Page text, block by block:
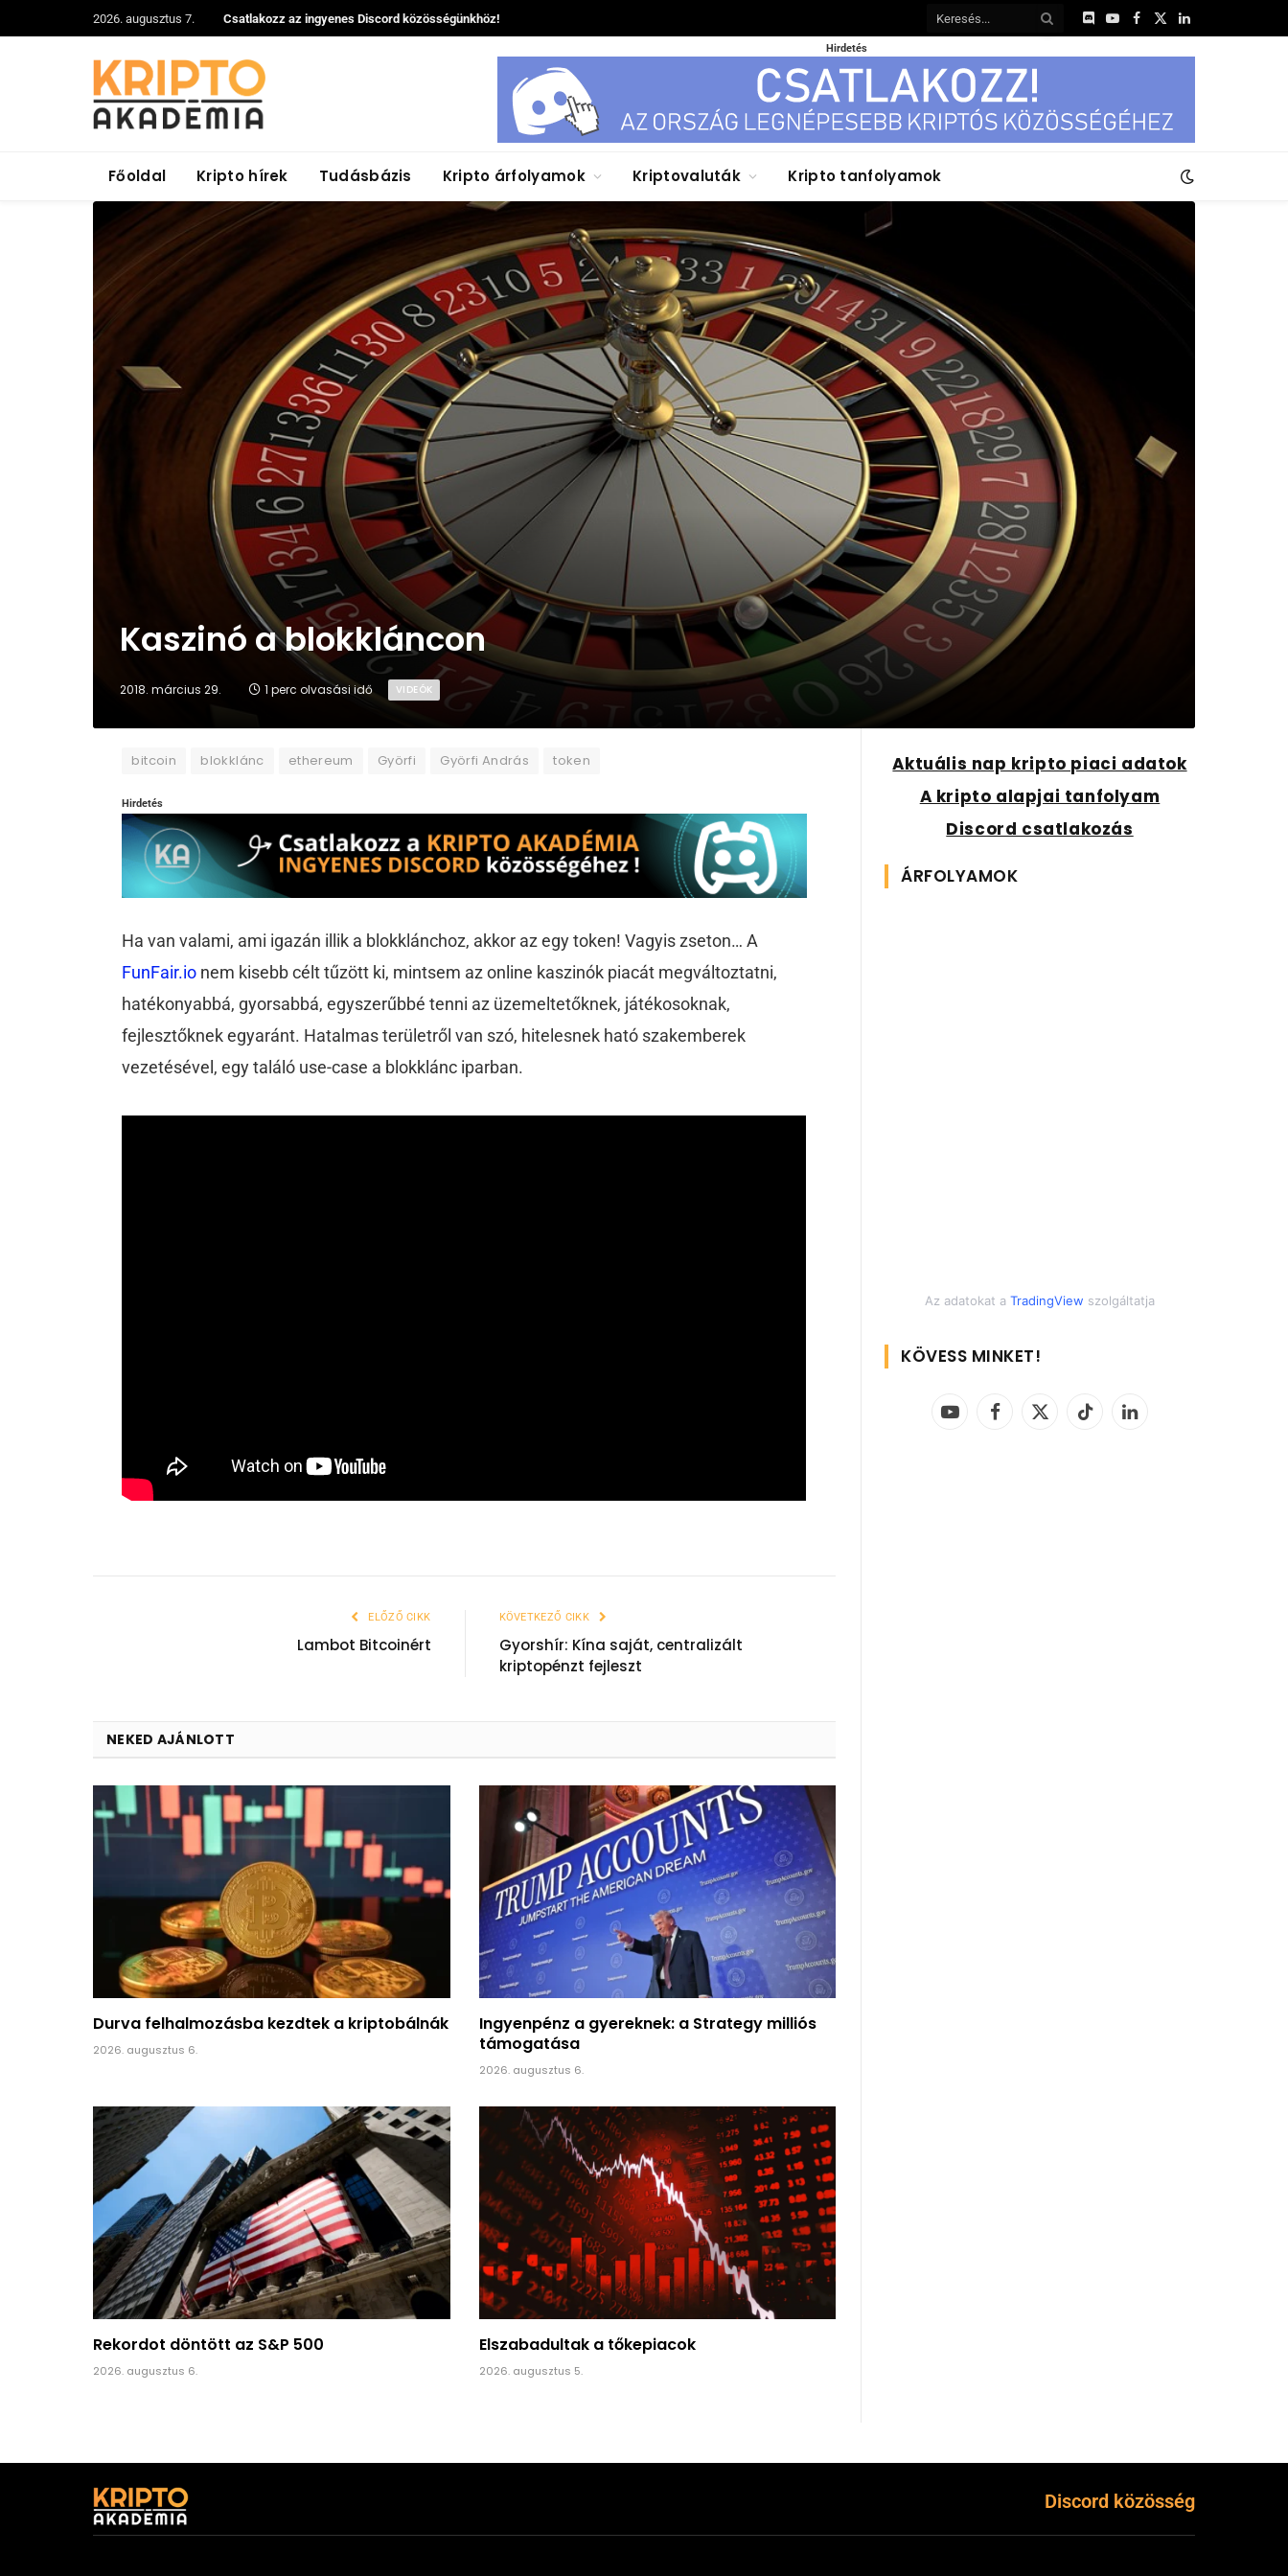
2026. augusztus 7. Csatlakozz az ingyenes Discord közösségünkhöz!
DiscordYouTube
Facebook
X
LinkedIn
Hirdetés
Főoldal Kripto hírek Tudásbázis Kripto árfolyamok Kriptovaluták Kripto tanfolyamok
Kaszinó a blokkláncon
2018. március 29. 1 perc olvasási idő VIDEÓK
bitcoin blokklánc ethereum Györfi Györfi András token
Hirdetés
Ha van valami, ami igazán illik a blokklánchoz, akkor az egy token! Vagyis zseton… A
FunFair.io nem kisebb célt tűzött ki, mintsem az online kaszinók piacát megváltoztatni,
hatékonyabbá, gyorsabbá, egyszerűbbé tenni az üzemeltetőknek, játékosoknak,
fejlesztőknek egyaránt. Hatalmas területről van szó, hitelesnek ható szakemberek
vezetésével, egy találó use-case a blokklánc iparban.
ELŐZŐ CIKK
Lambot Bitcoinért
KÖVETKEZŐ CIKK
Gyorshír: Kína saját, centralizált
kriptopénzt fejleszt
NEKED AJÁNLOTT
Durva felhalmozásba kezdtek a kriptobálnák
2026. augusztus 6.
Ingyenpénz a gyereknek: a Strategy milliós
támogatása
2026. augusztus 6.
Rekordot döntött az S&P 500
2026. augusztus 6.
Elszabadultak a tőkepiacok
2026. augusztus 5.
Aktuális nap kripto piaci adatok
A kripto alapjai tanfolyam
Discord csatlakozás
ÁRFOLYAMOK
Az adatokat a TradingView szolgáltatja
KÖVESS MINKET!
YouTubeFacebook
X
TikTok LinkedIn
Discord közösség